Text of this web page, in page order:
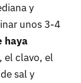
y
unos 3-4
haya
el clavo, el
sal y